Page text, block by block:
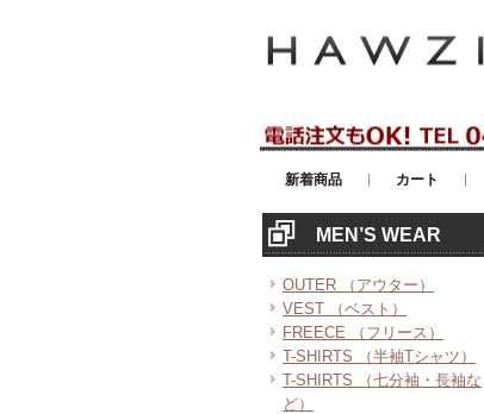
新着商品 カート
MEN’S WEAR
OUTER （アウター）
VEST （ベスト）
FREECE （フリース）
T-SHIRTS （半袖Tシャツ）
T-SHIRTS （七分袖・長袖な
ど）